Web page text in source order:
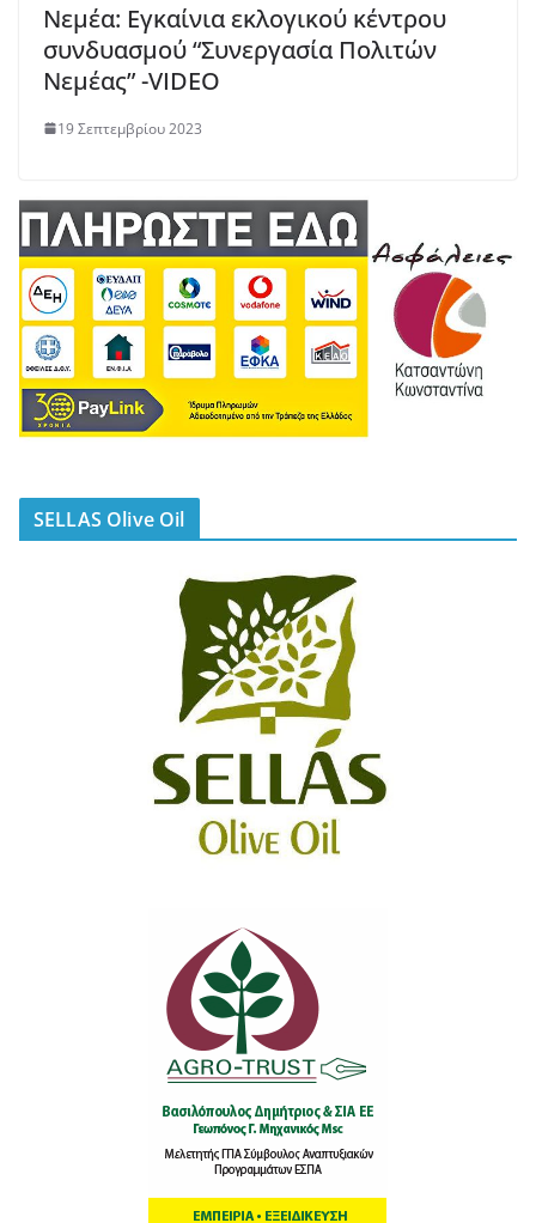
Νεμέα: Εγκαίνια εκλογικού κέντρου
συνδυασμού “Συνεργασία Πολιτών
Νεμέας” -VIDEO
19 Σεπτεμβρίου 2023
SELLAS Olive Oil